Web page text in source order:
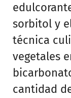
sorbitol y
técnica
vegetales
cantidad